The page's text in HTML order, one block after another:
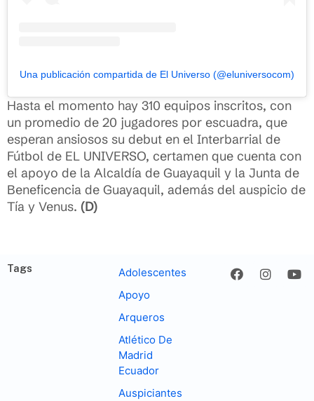
Una publicación compartida de El Universo (@eluniversocom)
Hasta el momento hay 310 equipos inscritos, con
un promedio de 20 jugadores por escuadra, que
esperan ansiosos su debut en el Interbarrial de
Fútbol de EL UNIVERSO, certamen que cuenta con
el apoyo de la Alcaldía de Guayaquil y la Junta de
Beneficencia de Guayaquil, además del auspicio de
Tía y Venus. (D)
Tags
Adolescentes
Apoyo
Arqueros
Atlético De
Madrid
Ecuador
Auspiciantes